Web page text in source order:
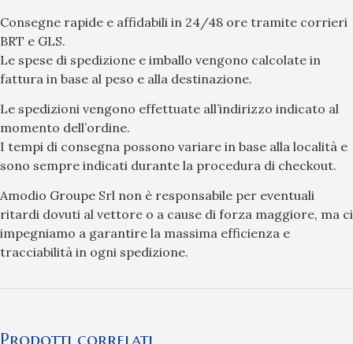
Consegne rapide e affidabili in 24/48 ore tramite corrieri
BRT e GLS.
Le spese di spedizione e imballo vengono calcolate in
fattura in base al peso e alla destinazione.
Le spedizioni vengono effettuate all’indirizzo indicato al
momento dell’ordine.
I tempi di consegna possono variare in base alla località e
sono sempre indicati durante la procedura di checkout.
Amodio Groupe Srl non è responsabile per eventuali
ritardi dovuti al vettore o a cause di forza maggiore, ma ci
impegniamo a garantire la massima efficienza e
tracciabilità in ogni spedizione.
Prodotti correlati